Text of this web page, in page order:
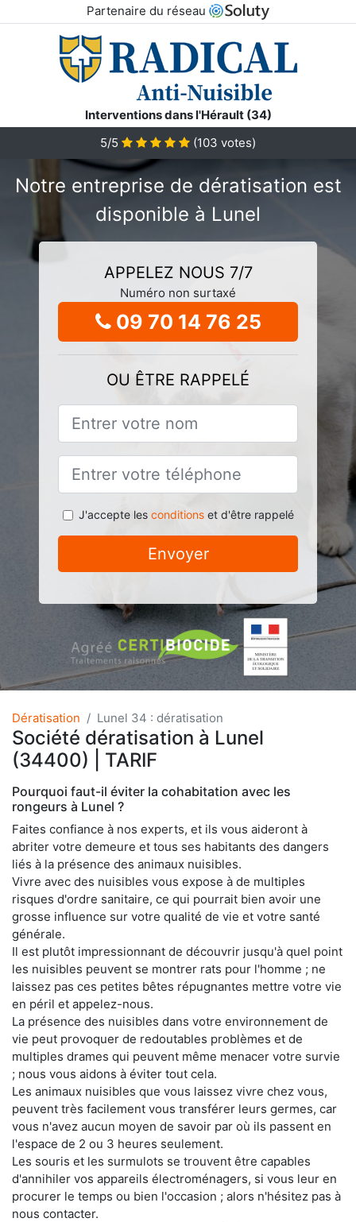
Partenaire du réseau
Interventions dans l'Hérault (34)
5/5
(103 votes)
Notre entreprise de dératisation est
disponible à Lunel
APPELEZ NOUS 7/7
Numéro non surtaxé
09 70 14 76 25
OU ÊTRE RAPPELÉ
J'accepte les conditionset d'être rappelé
Envoyer
Dératisation Lunel 34 : dératisation
Société dératisation à Lunel
(34400) | TARIF
Pourquoi faut-il éviter la cohabitation avec les
rongeurs à Lunel ?
Faites confiance à nos experts, et ils vous aideront à
abriter votre demeure et tous ses habitants des dangers
liés à la présence des animaux nuisibles.
Vivre avec des nuisibles vous expose à de multiples
risques d'ordre sanitaire, ce qui pourrait bien avoir une
grosse influence sur votre qualité de vie et votre santé
générale.
Il est plutôt impressionnant de découvrir jusqu'à quel point
les nuisibles peuvent se montrer rats pour l'homme ; ne
laissez pas ces petites bêtes répugnantes mettre votre vie
en péril et appelez-nous.
La présence des nuisibles dans votre environnement de
vie peut provoquer de redoutables problèmes et de
multiples drames qui peuvent même menacer votre survie
; nous vous aidons à éviter tout cela.
Les animaux nuisibles que vous laissez vivre chez vous,
peuvent très facilement vous transférer leurs germes, car
vous n'avez aucun moyen de savoir par où ils passent en
l'espace de 2 ou 3 heures seulement.
Les souris et les surmulots se trouvent être capables
d'annihiler vos appareils électroménagers, si vous leur en
procurer le temps ou bien l'occasion ; alors n'hésitez pas à
nous contacter.